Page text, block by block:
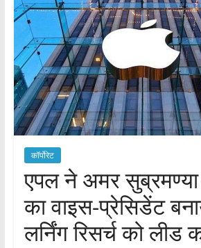
कॉर्पोरेट
एपल ने अमर
का वाइस-प्रेसिडेंट
लर्निंग रिसर्च को लीड